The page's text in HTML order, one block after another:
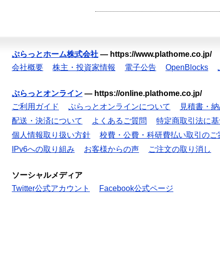
ぷらっとホーム株式会社 — https://www.plathome.co.jp/
会社概要
株主・投資家情報 電子公告 OpenBlocks
ぷらっとオンライン — https://online.plathome.co.jp/
ご利用ガイド
ぷらっとオンラインについて
見積書・
配送・決済について
よくあるご質問
特定商取引法に
個人情報取り扱い方針
校費・公費・科研費払い取引のご
IPv6への取り組み
お客様からの声 ご注文の取り消し
ソーシャルメディア
Twitter公式アカウント
Facebook公式ページ